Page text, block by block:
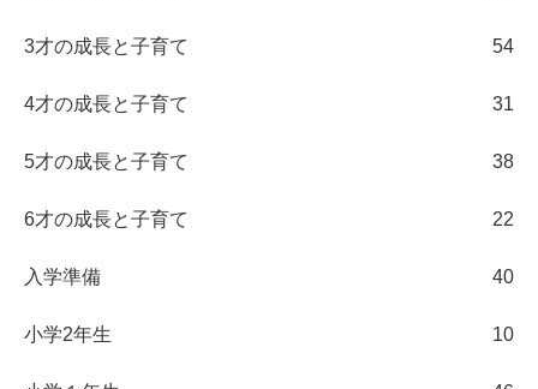
3才の成長と子育て 54
4才の成長と子育て 31
5才の成長と子育て 38
6才の成長と子育て 22
入学準備 40
小学2年生 10